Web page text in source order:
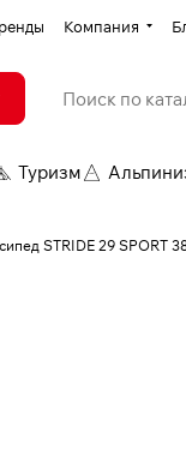
Компания
Туризм
STRIDE 29 SPORT